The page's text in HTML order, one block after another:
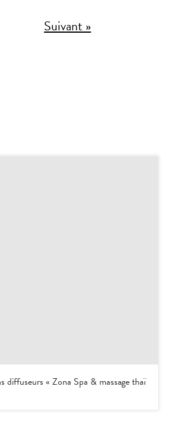
Suivant »
diffuseurs « Zona Spa & massage thaï